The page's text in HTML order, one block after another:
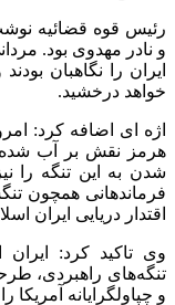
رئیس قوه قضائیه
و نادر مهدوی بود.
ایران را نگاهبان
خواهد درخشید.
اژه ای اضافه کرد:
هرمز نقش بر آب
شدن به این تنگه را
فرماندهانی همچون
اقتدار دریایی ایران
وی تاکید کرد: ایران
تنگه‌های راهبردی،
و چپاولگرایانه